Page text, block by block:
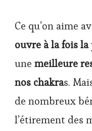
Ce qu’on aime
ouvre à la fois
une meilleure
nos chakras.
de nombreux
l’étirement des